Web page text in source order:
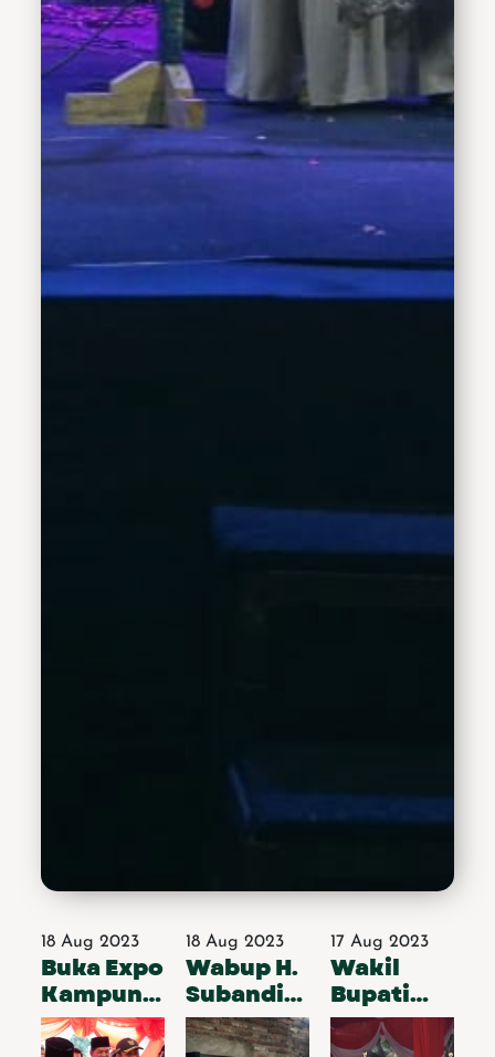
merubah sifat dan
perilaku masyarakat
terhadap budaya.“Saat ini
teknologi bisa membuat
yang jauh mendekat, yang
dekat menjauh. Konsep
yang harus dilakukan
adalah dengan
hanya kota seni tapi kota
Sekedar informasi, Harlah
Kabupaten Sidoarjo&nbsp;
semakin meriah. (Son/Ir)
18 Aug 2023
Buka Expo
Kampung
Logam,
Gus
18 Aug 2023
Wabup H.
Subandi
Sidak
RTLH Juru
17 Aug 2023
Wakil
Bupati
Bertindak
Sebagai